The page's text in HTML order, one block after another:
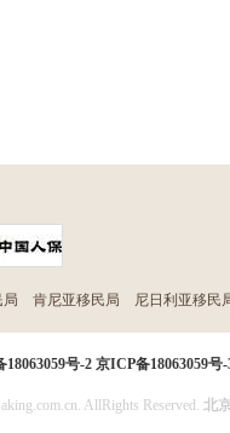
局 肯尼亚移民局 尼日利亚移民
18063059号-2 京ICP备18063059号-
AllRights Reserved. 北